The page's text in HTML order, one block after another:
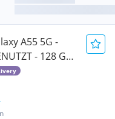
A55 5G -
- 128 GB